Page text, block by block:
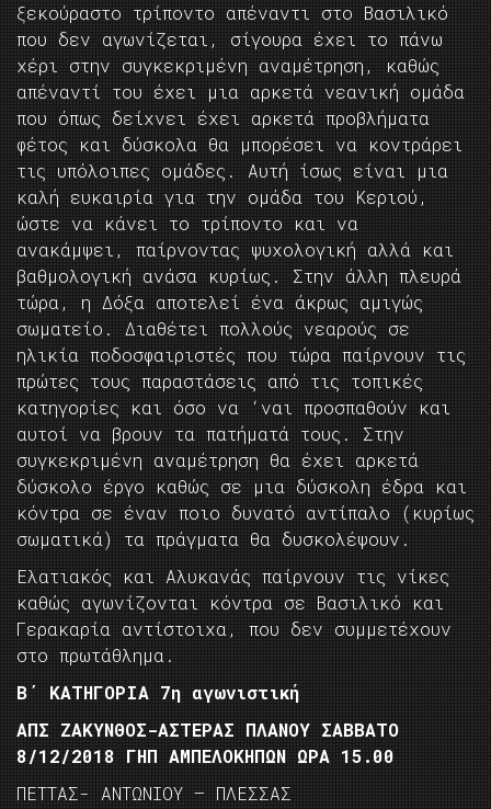
ξεκούραστο τρίποντο απέναντι στο Βασιλικό
που δεν αγωνίζεται, σίγουρα έχει το πάνω
χέρι στην συγκεκριμένη αναμέτρηση, καθώς
απέναντί του έχει μια αρκετά νεανική ομάδα
που όπως δείχνει έχει αρκετά προβλήματα
φέτος και δύσκολα θα μπορέσει να κοντράρει
τις υπόλοιπες ομάδες. Αυτή ίσως είναι μια
καλή ευκαιρία για την ομάδα του Κεριού,
ώστε να κάνει το τρίποντο και να
ανακάμψει, παίρνοντας ψυχολογική αλλά και
βαθμολογική ανάσα κυρίως. Στην άλλη πλευρά
τώρα, η Δόξα αποτελεί ένα άκρως αμιγώς
σωματείο. Διαθέτει πολλούς νεαρούς σε
ηλικία ποδοσφαιριστές που τώρα παίρνουν τις
πρώτες τους παραστάσεις από τις τοπικές
κατηγορίες και όσο να ‘ναι προσπαθούν και
αυτοί να βρουν τα πατήματά τους. Στην
συγκεκριμένη αναμέτρηση θα έχει αρκετά
δύσκολο έργο καθώς σε μια δύσκολη έδρα και
κόντρα σε έναν ποιο δυνατό αντίπαλο (κυρίως
σωματικά) τα πράγματα θα δυσκολέψουν.
Ελατιακός και Αλυκανάς παίρνουν τις νίκες
καθώς αγωνίζονται κόντρα σε Βασιλικό και
Γερακαρία αντίστοιχα, που δεν συμμετέχουν
στο πρωτάθλημα.
B΄ ΚΑΤΗΓΟΡΙΑ 7η αγωνιστική
ΑΠΣ ΖΑΚΥΝΘΟΣ-ΑΣΤΕΡΑΣ ΠΛΑΝΟΥ ΣΑΒΒΑΤΟ
8/12/2018 ΓΗΠ ΑΜΠΕΛΟΚΗΠΩΝ ΩΡΑ 15.00
ΠΕΤΤΑΣ- ΑΝΤΩΝΙΟΥ – ΠΛΕΣΣΑΣ